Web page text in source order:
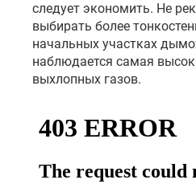
следует экономить. Не
выбирать более
начальных участках
наблюдается самая
выхлопных газов.